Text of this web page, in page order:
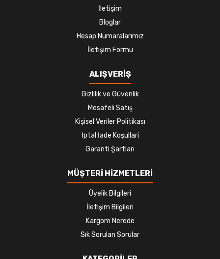
İletişim
Bloglar
Hesap Numaralarımız
İletişim Formu
ALIŞVERİŞ
Gizlilik ve Güvenlik
Mesafeli Satış
Kişisel Veriler Politikası
İptal İade Koşullari
Garanti Şartları
MÜŞTERİ HİZMETLERİ
Üyelik Bilgileri
İletişim Bilgileri
Kargom Nerede
Sık Sorulan Sorular